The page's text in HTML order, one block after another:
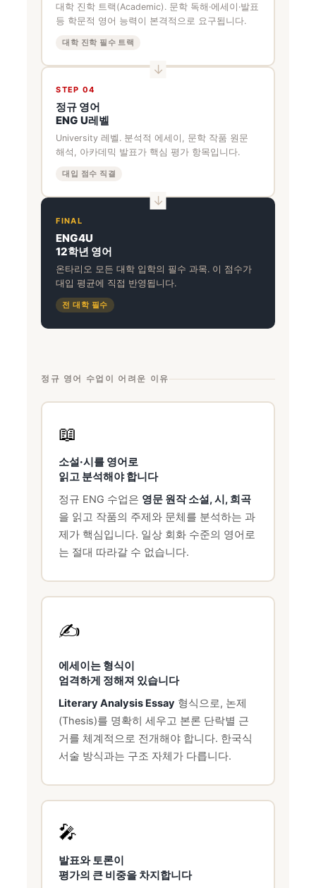
대학 진학 트랙(Academic). 문학 독해·에세이·발표
등 학문적 영어 능력이 본격적으로 요구됩니다.
대학 진학 필수 트랙
STEP 04
정규 영어
ENG U레벨
University 레벨. 분석적 에세이, 문학 작품 원문
해석, 아카데믹 발표가 핵심 평가 항목입니다.
대입 점수 직결
FINAL
ENG4U
12학년 영어
온타리오 모든 대학 입학의 필수 과목. 이 점수가
대입 평균에 직접 반영됩니다.
전 대학 필수
정규 영어 수업이 어려운 이유
📖
소설·시를 영어로
읽고 분석해야 합니다
정규 ENG 수업은 영문 원작 소설, 시, 희곡
을 읽고 작품의 주제와 문체를 분석하는 과
제가 핵심입니다. 일상 회화 수준의 영어로
는 절대 따라갈 수 없습니다.
✍️
에세이는 형식이
엄격하게 정해져 있습니다
Literary Analysis Essay 형식으로, 논제
(Thesis)를 명확히 세우고 본론 단락별 근
거를 체계적으로 전개해야 합니다. 한국식
서술 방식과는 구조 자체가 다릅니다.
🎤
발표와 토론이
평가의 큰 비중을 차지합니다